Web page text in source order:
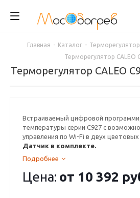
Главная - Каталог -
Терморегулятор CALEO
Терморегулятор CALEO
Встраиваемый цифровой
температуры серии C927 с
управления по Wi-Fi в двух цветовых
Датчик в комплекте.
Подробнее
Цена: от 10 392